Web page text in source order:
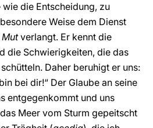
die Entscheidung, zu
Weise dem Dienst
Mutverlangt. Er kennt die
die Schwierigkeiten, die das
Daher beruhigt er uns:
bei dir!“ Der Glaube an seine
entgegenkommt und uns
Meer vom Sturm gepeitscht